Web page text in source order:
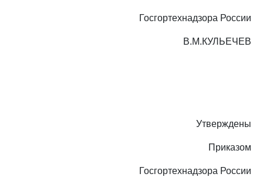
Госгортехнадзора России
В.М.КУЛЬЕЧЕВ
Утверждены
Приказом
Госгортехнадзора России